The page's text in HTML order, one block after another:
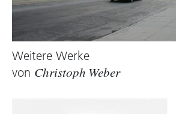
Tatsächlich gibt es eine eng
Semantik dieses Stoffes. Beton
Festigkeit von Mauern und
Bollwerk und Bunker. Beton ist
Weitere Werke
von Christoph Weber